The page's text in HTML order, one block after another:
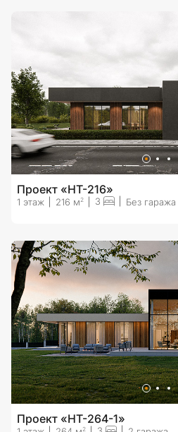
Проект «HT-216»
1 этаж 216 м 2 3 Без гаража
Проект «HT-264-1»
2